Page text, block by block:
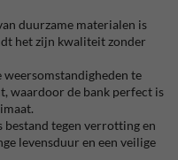
duurzame materialen is
het zijn kwaliteit zonder
te
waardoor de bank perfect is
bestand tegen verrotting en
levensduur en een veilige